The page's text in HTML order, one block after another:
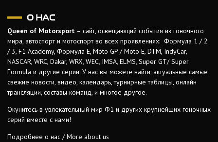
О НАС
Queen of Motorsport – сайт, освещающий события из гоночного
мира, автоспорт и мотоспорт во всех проявлениях: Формула 1 / 2
/ 3, F1 Academy, Формула Е, Moto GP / Moto E, DTM, IndyCar,
NASCAR, WRC, Dakar, WRX, WEC, IMSA, ELMS, Super GT/ Super
Formula и другие серии. У нас вы можете найти: актуальные самые
свежие новости, видео, календарь, турнирные таблицы, онлайн
трансляции, составы команд, и многое другое.
Окунитесь в увлекательный мир Ф1 и других крупнейших гоночных
серий вместе с нами!
Подробнее о нас / More about us